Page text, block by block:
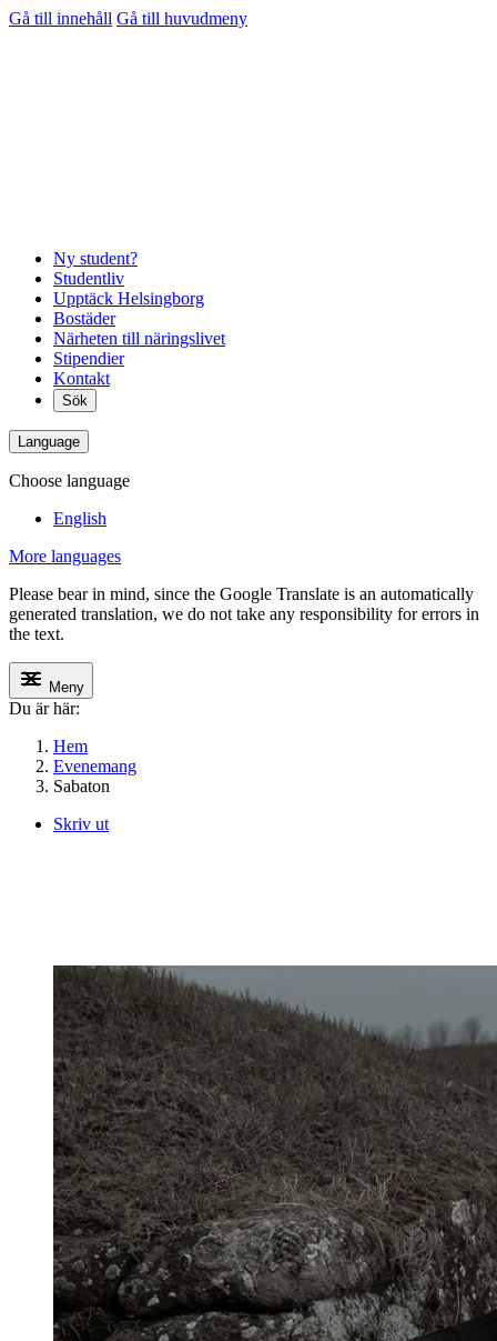
Gå till innehåll Gå till huvudmeny
Ny student?
Studentliv
Upptäck Helsingborg
Bostäder
Närheten till näringslivet
Stipendier
Kontakt
Sök
Language
Choose language
English
More languages
Please bear in mind, since the Google Translate is an automatically
generated translation, we do not take any responsibility for errors in
the text.
Meny
Du är här:
Hem
Evenemang
Sabaton
Skriv ut